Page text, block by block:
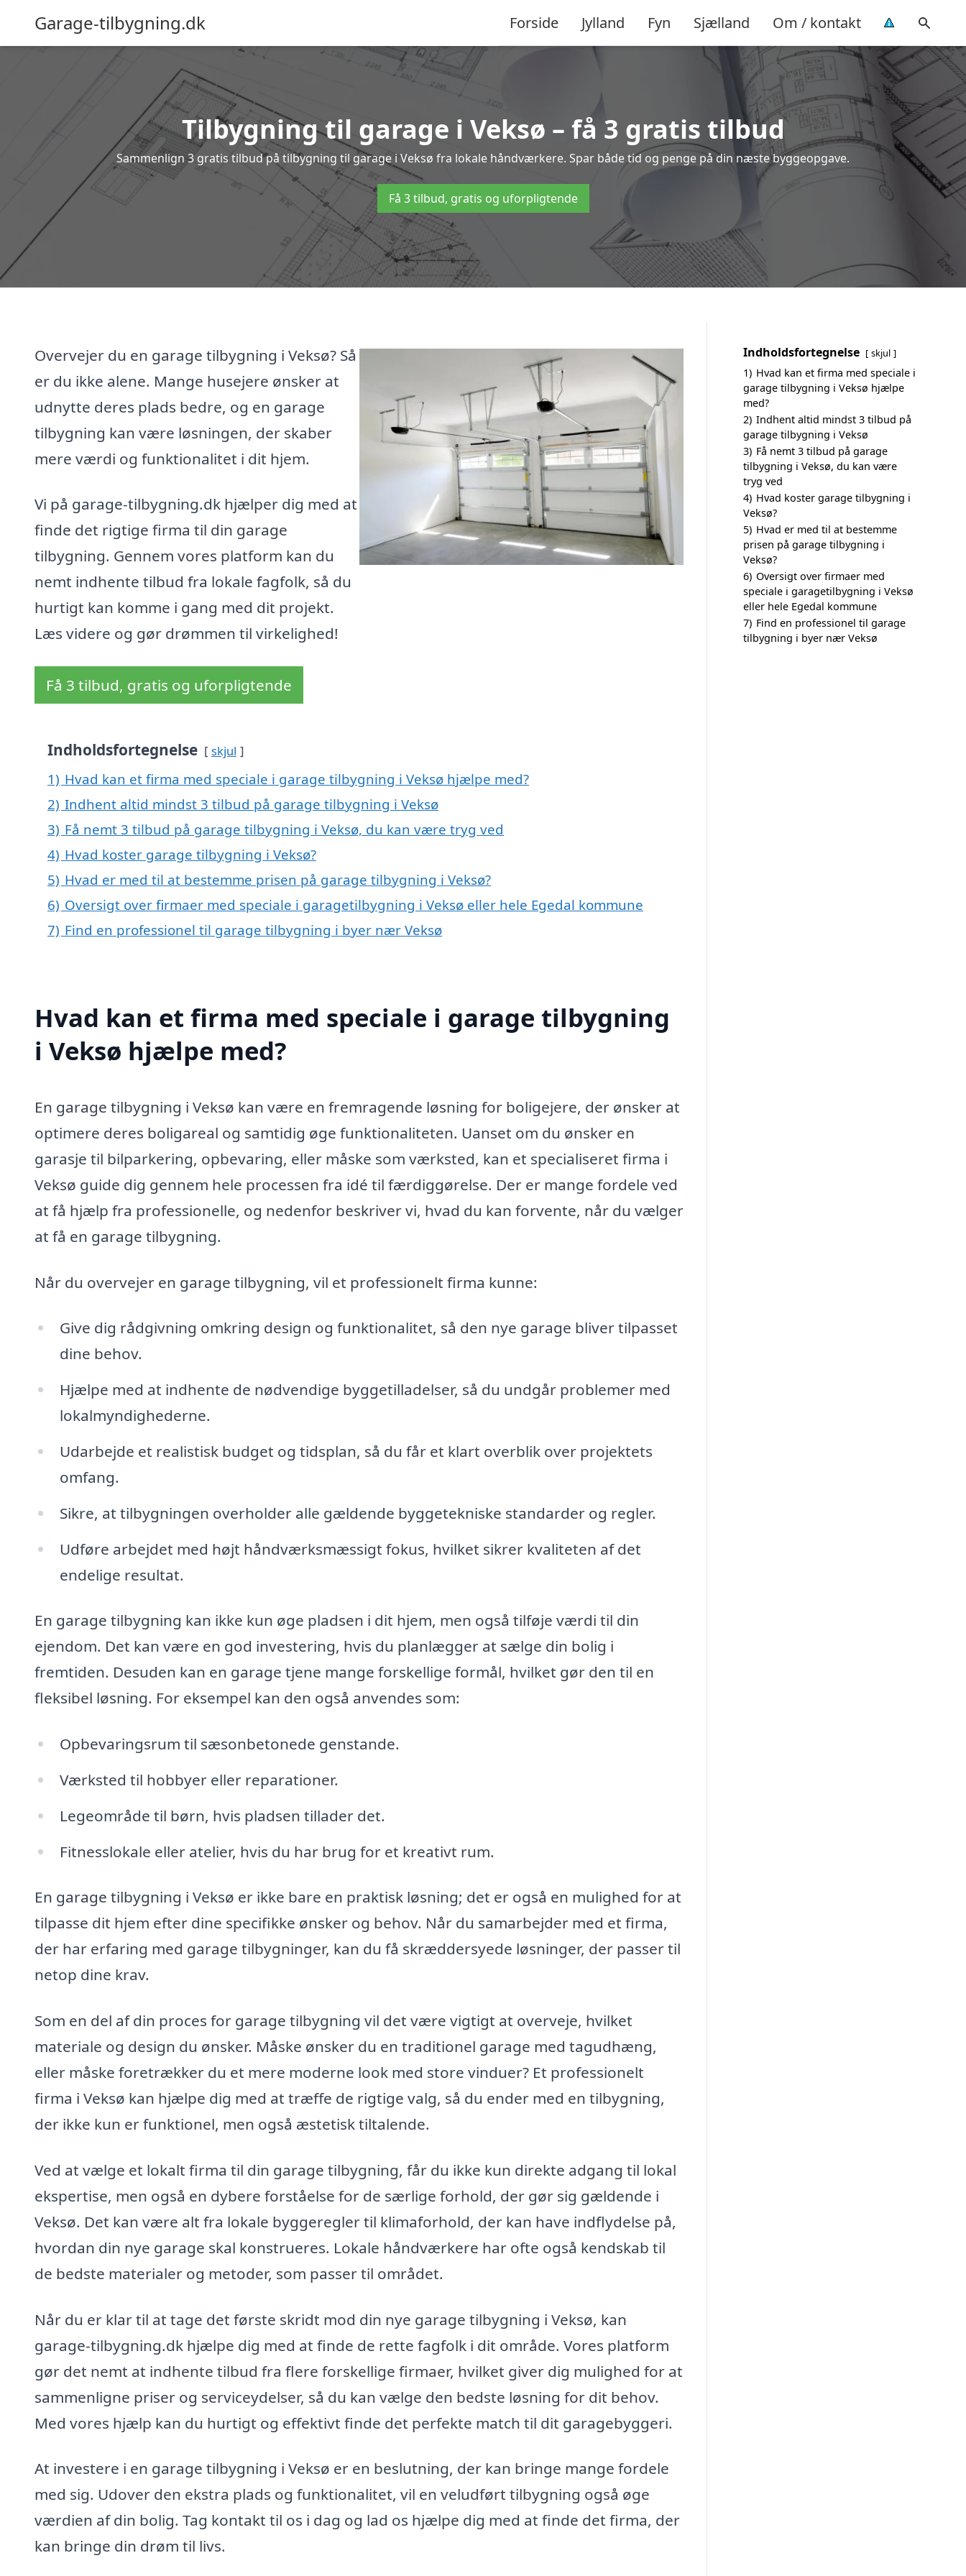
Garage-tilbygning.dk Forside Jylland Fyn Sjælland Om / kontakt
Tilbygning til garage i Veksø – få 3 gratis tilbud
Sammenlign 3 gratis tilbud på tilbygning til garage i Veksø fra lokale håndværkere. Spar både tid og penge på din næste byggeopgave.
Få 3 tilbud, gratis og uforpligtende
Overvejer du en garage tilbygning i Veksø? Så
er du ikke alene. Mange husejere ønsker at
udnytte deres plads bedre, og en garage
tilbygning kan være løsningen, der skaber
mere værdi og funktionalitet i dit hjem.
Vi på garage-tilbygning.dk hjælper dig med at
finde det rigtige firma til din garage
tilbygning. Gennem vores platform kan du
nemt indhente tilbud fra lokale fagfolk, så du
hurtigt kan komme i gang med dit projekt.
Læs videre og gør drømmen til virkelighed!
Få 3 tilbud, gratis og uforpligtende
Indholdsfortegnelse skjul
1) Hvad kan et firma med speciale i garage tilbygning i Veksø hjælpe med?
2) Indhent altid mindst 3 tilbud på garage tilbygning i Veksø
3) Få nemt 3 tilbud på garage tilbygning i Veksø, du kan være tryg ved
4) Hvad koster garage tilbygning i Veksø?
5) Hvad er med til at bestemme prisen på garage tilbygning i Veksø?
6) Oversigt over firmaer med speciale i garagetilbygning i Veksø eller hele Egedal kommune
7) Find en professionel til garage tilbygning i byer nær Veksø
Hvad kan et firma med speciale i garage tilbygning
i Veksø hjælpe med?
En garage tilbygning i Veksø kan være en fremragende løsning for boligejere, der ønsker at
optimere deres boligareal og samtidig øge funktionaliteten. Uanset om du ønsker en
garasje til bilparkering, opbevaring, eller måske som værksted, kan et specialiseret firma i
Veksø guide dig gennem hele processen fra idé til færdiggørelse. Der er mange fordele ved
at få hjælp fra professionelle, og nedenfor beskriver vi, hvad du kan forvente, når du vælger
at få en garage tilbygning.
Når du overvejer en garage tilbygning, vil et professionelt firma kunne:
Give dig rådgivning omkring design og funktionalitet, så den nye garage bliver tilpasset
dine behov.
Hjælpe med at indhente de nødvendige byggetilladelser, så du undgår problemer med
lokalmyndighederne.
Udarbejde et realistisk budget og tidsplan, så du får et klart overblik over projektets
omfang.
Sikre, at tilbygningen overholder alle gældende byggetekniske standarder og regler.
Udføre arbejdet med højt håndværksmæssigt fokus, hvilket sikrer kvaliteten af det
endelige resultat.
En garage tilbygning kan ikke kun øge pladsen i dit hjem, men også tilføje værdi til din
ejendom. Det kan være en god investering, hvis du planlægger at sælge din bolig i
fremtiden. Desuden kan en garage tjene mange forskellige formål, hvilket gør den til en
fleksibel løsning. For eksempel kan den også anvendes som:
Opbevaringsrum til sæsonbetonede genstande.
Værksted til hobbyer eller reparationer.
Legeområde til børn, hvis pladsen tillader det.
Fitnesslokale eller atelier, hvis du har brug for et kreativt rum.
En garage tilbygning i Veksø er ikke bare en praktisk løsning; det er også en mulighed for at
tilpasse dit hjem efter dine specifikke ønsker og behov. Når du samarbejder med et firma,
der har erfaring med garage tilbygninger, kan du få skræddersyede løsninger, der passer til
netop dine krav.
Som en del af din proces for garage tilbygning vil det være vigtigt at overveje, hvilket
materiale og design du ønsker. Måske ønsker du en traditionel garage med tagudhæng,
eller måske foretrækker du et mere moderne look med store vinduer? Et professionelt
firma i Veksø kan hjælpe dig med at træffe de rigtige valg, så du ender med en tilbygning,
der ikke kun er funktionel, men også æstetisk tiltalende.
Ved at vælge et lokalt firma til din garage tilbygning, får du ikke kun direkte adgang til lokal
ekspertise, men også en dybere forståelse for de særlige forhold, der gør sig gældende i
Veksø. Det kan være alt fra lokale byggeregler til klimaforhold, der kan have indflydelse på,
hvordan din nye garage skal konstrueres. Lokale håndværkere har ofte også kendskab til
de bedste materialer og metoder, som passer til området.
Når du er klar til at tage det første skridt mod din nye garage tilbygning i Veksø, kan
garage-tilbygning.dk hjælpe dig med at finde de rette fagfolk i dit område. Vores platform
gør det nemt at indhente tilbud fra flere forskellige firmaer, hvilket giver dig mulighed for at
sammenligne priser og serviceydelser, så du kan vælge den bedste løsning for dit behov.
Med vores hjælp kan du hurtigt og effektivt finde det perfekte match til dit garagebyggeri.
At investere i en garage tilbygning i Veksø er en beslutning, der kan bringe mange fordele
med sig. Udover den ekstra plads og funktionalitet, vil en veludført tilbygning også øge
værdien af din bolig. Tag kontakt til os i dag og lad os hjælpe dig med at finde det firma, der
kan bringe din drøm til livs.
Indholdsfortegnelse skjul
1) Hvad kan et firma med speciale i
garage tilbygning i Veksø hjælpe
med?
2) Indhent altid mindst 3 tilbud på
garage tilbygning i Veksø
3) Få nemt 3 tilbud på garage
tilbygning i Veksø, du kan være
tryg ved
4) Hvad koster garage tilbygning i
Veksø?
5) Hvad er med til at bestemme
prisen på garage tilbygning i
Veksø?
6) Oversigt over firmaer med
speciale i garagetilbygning i Veksø
eller hele Egedal kommune
7) Find en professionel til garage
tilbygning i byer nær Veksø